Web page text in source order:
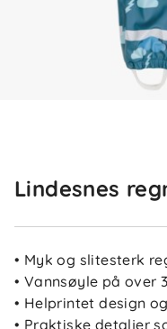
Lindesnes
• Myk og slitesterk
• Vannsøyle på over
• Helprintet design
• Praktiske detaljer